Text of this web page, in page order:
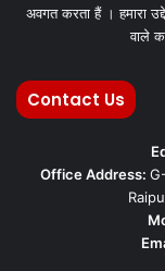
अवगत करता हैं । हमारा
वाले
Contact Us
Office Address: